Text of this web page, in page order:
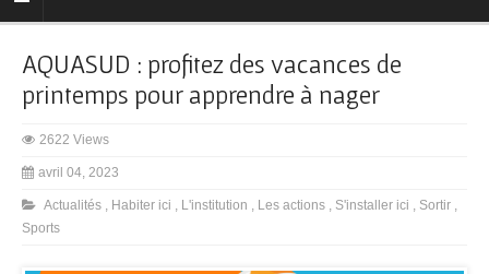
AQUASUD : profitez des vacances de
printemps pour apprendre à nager
2622 Views
avril 04, 2023
Actualités , Habiter ici , L'institution , Les actions , S'installer ici , Sortir ,
Sports